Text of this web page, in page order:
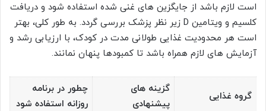
است لازم باشد از جایگزین های غنی شده استفاده شود و دریافت
کلسیم و ویتامین D زیر نظر پزشک بررسی گردد. به طور کلی، بهتر
است هر محدودیت غذایی طولانی مدت در کودک، با ارزیابی رشد و
آزمایش های لازم همراه باشد تا کمبودها پنهان نمانند.
گروه غذایی
گزینه های
پیشنهادی
چطور در برنامه
روزانه استفاده شود